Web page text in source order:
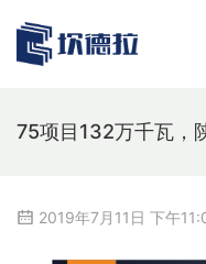
75项目132万千瓦，
2019年7月11日 下午